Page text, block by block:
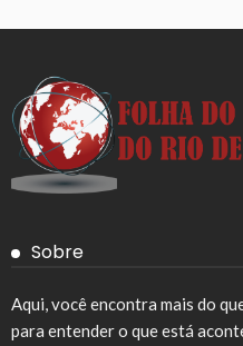
Sobre
Aqui, você encontra mais do
para entender o que está